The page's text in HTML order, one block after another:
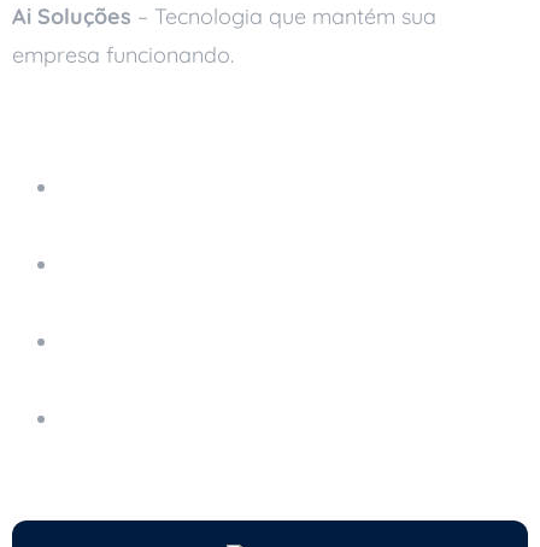
Ai Soluções – Tecnologia que mantém sua
empresa funcionando.